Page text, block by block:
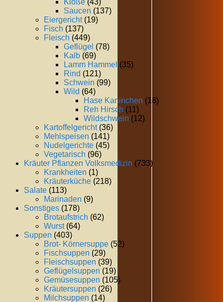
Klöße (43)
Saucen (137)
Eiergericht(19)
Fisch (137)
Fleisch (449)
Geflügel (78)
Kalb (69)
Lamm Hammel (35)
Rind (121)
Schwein (99)
Wild (64)
Hase Kaninchen (18)
Reh Hirsch (11)
Wildschwein (12)
Kartoffelgericht(36)
Mehlspeisen (141)
Nudelgerichte (45)
Vegetarisch (96)
Kräuter Pflanzen Volksmedizin (733)
Krankheiten (1)
Kräuterküche (218)
Salate (113)
Marinaden (9)
Sonstiges (178)
Brotaufstrich (62)
Wurst(64)
Suppen (403)
Brot- Körnersuppe (52)
Fischsuppen (29)
Fleischsuppen (39)
Geflügelsuppen (19)
Gemüsesuppen (105)
Kräutersuppen (26)
Milchsuppen (14)